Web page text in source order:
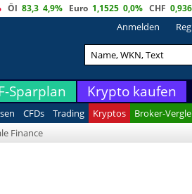
Öl 83,3 4,9% Euro 1,1525 0,0% CHF
Anmelden
Sparplan Krypto kaufen
CFDs Trading Kryptos Broker-
Finance